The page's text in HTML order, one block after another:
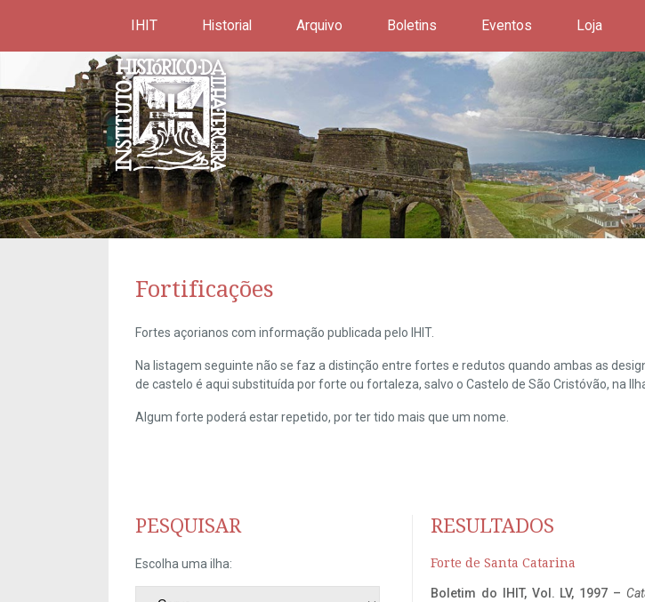
IHIT Historial Arquivo Boletins Eventos Loja
Fortificações
Fortes açorianos com informação publicada pelo IHIT.
Na listagem seguinte não se faz a distinção entre fortes e redutos quando ambas as
de castelo é aqui substituída por forte ou fortaleza, salvo o Castelo de São Cristóvão, na
Algum forte poderá estar repetido, por ter tido mais que um nome.
PESQUISAR
Escolha uma ilha:
RESULTADOS
Forte de Santa Catarina
Boletim do IHIT, Vol. LV, 1997 –